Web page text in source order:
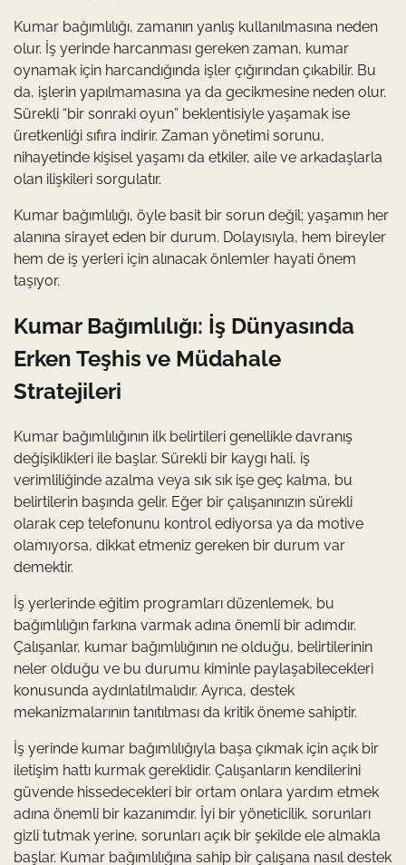
Kumar bağımlılığı, zamanın yanlış kullanılmasına neden
olur. İş yerinde harcanması gereken zaman, kumar
oynamak için harcandığında işler çığırından çıkabilir. Bu
da, işlerin yapılmamasına ya da gecikmesine neden olur.
Sürekli “bir sonraki oyun” beklentisiyle yaşamak ise
üretkenliği sıfıra indirir. Zaman yönetimi sorunu,
nihayetinde kişisel yaşamı da etkiler, aile ve arkadaşlarla
olan ilişkileri sorgulatır.
Kumar bağımlılığı, öyle basit bir sorun değil; yaşamın her
alanına sirayet eden bir durum. Dolayısıyla, hem bireyler
hem de iş yerleri için alınacak önlemler hayati önem
taşıyor.
Kumar Bağımlılığı: İş Dünyasında
Erken Teşhis ve Müdahale
Stratejileri
Kumar bağımlılığının ilk belirtileri genellikle davranış
değişiklikleri ile başlar. Sürekli bir kaygı hali, iş
verimliliğinde azalma veya sık sık işe geç kalma, bu
belirtilerin başında gelir. Eğer bir çalışanınızın sürekli
olarak cep telefonunu kontrol ediyorsa ya da motive
olamıyorsa, dikkat etmeniz gereken bir durum var
demektir.
İş yerlerinde eğitim programları düzenlemek, bu
bağımlılığın farkına varmak adına önemli bir adımdır.
Çalışanlar, kumar bağımlılığının ne olduğu, belirtilerinin
neler olduğu ve bu durumu kiminle paylaşabilecekleri
konusunda aydınlatılmalıdır. Ayrıca, destek
mekanizmalarının tanıtılması da kritik öneme sahiptir.
İş yerinde kumar bağımlılığıyla başa çıkmak için açık bir
iletişim hattı kurmak gereklidir. Çalışanların kendilerini
güvende hissedecekleri bir ortam onlara yardım etmek
adına önemli bir kazanımdır. İyi bir yöneticilik, sorunları
gizli tutmak yerine, sorunları açık bir şekilde ele almakla
başlar. Kumar bağımlılığına sahip bir çalışana nasıl destek